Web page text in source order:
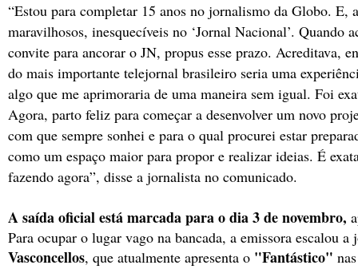
“Estou para completar 15 anos no jornalismo da Globo. E,
maravilhosos, inesquecíveis no ‘Jornal Nacional’. Quando
convite para ancorar o JN, propus esse prazo. Acreditava,
do mais importante telejornal brasileiro seria uma
algo que me aprimoraria de uma maneira sem igual. Foi
Agora, parto feliz para começar a desenvolver um novo
com que sempre sonhei e para o qual procurei estar
como um espaço maior para propor e realizar ideias. É
fazendo agora”, disse a jornalista no comunicado.
A saída oficial está marcada para o dia 3 de novembro,
Para ocupar o lugar vago na bancada, a emissora escalou
Vasconcellos, que atualmente apresenta o "Fantástico"